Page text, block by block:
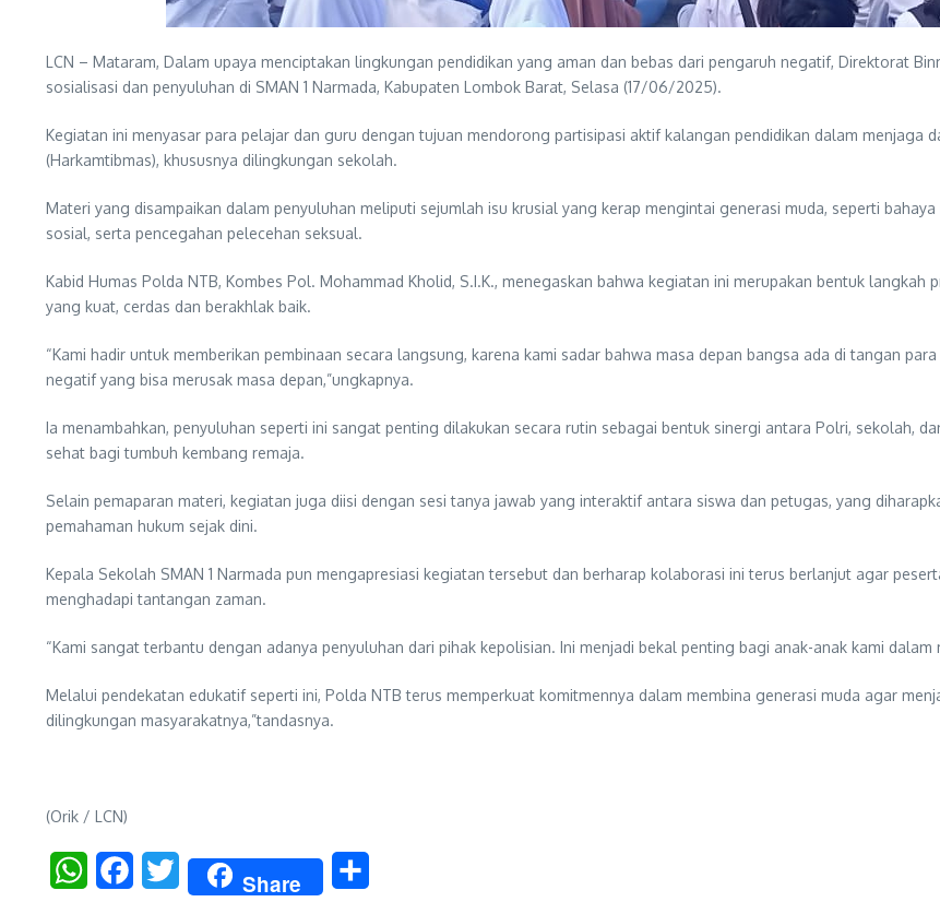
LCN – Mataram, Dalam upaya menciptakan lingkungan pendidikan yang aman dan bebas dari pengaruh negatif, Direktorat
sosialisasi dan penyuluhan di SMAN 1 Narmada, Kabupaten Lombok Barat, Selasa (17/06/2025).
Kegiatan ini menyasar para pelajar dan guru dengan tujuan mendorong partisipasi aktif kalangan pendidikan dalam menjaga
(Harkamtibmas), khususnya dilingkungan sekolah.
Materi yang disampaikan dalam penyuluhan meliputi sejumlah isu krusial yang kerap mengintai generasi muda, seperti
sosial, serta pencegahan pelecehan seksual.
Kabid Humas Polda NTB, Kombes Pol. Mohammad Kholid, S.I.K., menegaskan bahwa kegiatan ini merupakan bentuk
yang kuat, cerdas dan berakhlak baik.
“Kami hadir untuk memberikan pembinaan secara langsung, karena kami sadar bahwa masa depan bangsa ada di tangan
negatif yang bisa merusak masa depan,”ungkapnya.
Ia menambahkan, penyuluhan seperti ini sangat penting dilakukan secara rutin sebagai bentuk sinergi antara Polri, sekolah,
sehat bagi tumbuh kembang remaja.
Selain pemaparan materi, kegiatan juga diisi dengan sesi tanya jawab yang interaktif antara siswa dan petugas, yang
pemahaman hukum sejak dini.
Kepala Sekolah SMAN 1 Narmada pun mengapresiasi kegiatan tersebut dan berharap kolaborasi ini terus berlanjut agar
menghadapi tantangan zaman.
“Kami sangat terbantu dengan adanya penyuluhan dari pihak kepolisian. Ini menjadi bekal penting bagi anak-anak kami
Melalui pendekatan edukatif seperti ini, Polda NTB terus memperkuat komitmennya dalam membina generasi muda agar
dilingkungan masyarakatnya,”tandasnya.
(Orik / LCN)
WhatsAppFacebookTwitter Share